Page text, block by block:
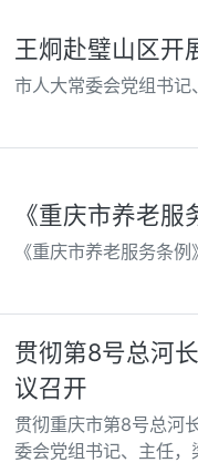
王炯赴璧山区开
市人大常委会党组书
《重庆市养老
《重庆市养老服务条
贯彻第8号总河
议召开
贯彻重庆市第8号总河
委会党组书记、主任